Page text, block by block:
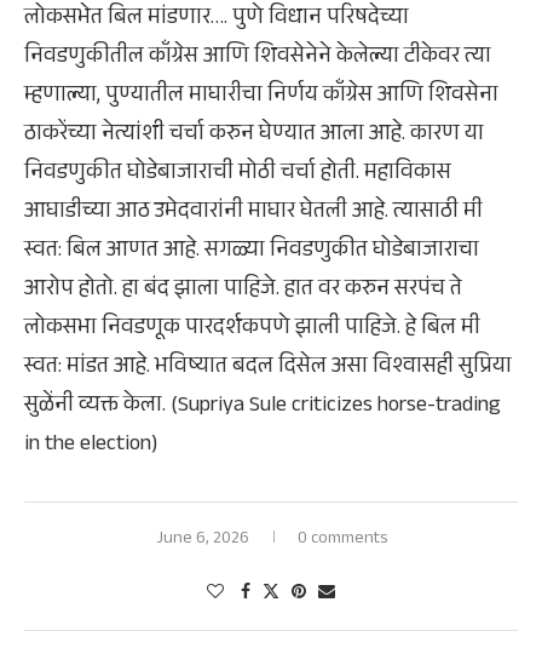
लोकसभेत बिल मांडणार…. पुणे विधान परिषदेच्या
निवडणुकीतील काँग्रेस आणि शिवसेनेने केलेल्या टीकेवर त्या
म्हणाल्या, पुण्यातील माघारीचा निर्णय काँग्रेस आणि शिवसेना
ठाकरेंच्या नेत्यांशी चर्चा करुन घेण्यात आला आहे. कारण या
निवडणुकीत घोडेबाजाराची मोठी चर्चा होती. महाविकास
आघाडीच्या आठ उमेदवारांनी माघार घेतली आहे. त्यासाठी मी
स्वत: बिल आणत आहे. सगळ्या निवडणुकीत घोडेबाजाराचा
आरोप होतो. हा बंद झाला पाहिजे. हात वर करुन सरपंच ते
लोकसभा निवडणूक पारदर्शकपणे झाली पाहिजे. हे बिल मी
स्वत: मांडत आहे. भविष्यात बदल दिसेल असा विश्वासही सुप्रिया
सुळेंनी व्यक्त केला. (Supriya Sule criticizes horse-trading
in the election)
June 6, 2026 0 comments